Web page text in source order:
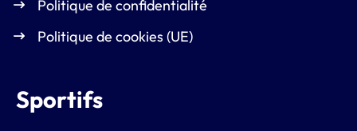
Politique de confidentialité
Politique de cookies (UE)
Sportifs